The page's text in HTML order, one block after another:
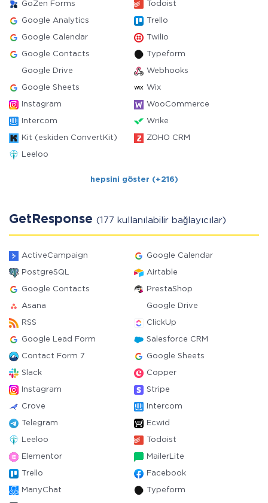
GoZen Forms Todoist
Google Analytics Trello
Google Calendar Twilio
Google Contacts Typeform
Google Drive Webhooks
Google Sheets Wix
Instagram WooCommerce
Intercom Wrike
Kit (eskiden ConvertKit) ZOHO CRM
Leeloo
hepsini göster (+216)
GetResponse (177 kullanılabilir bağlayıcılar)
ActiveCampaign Google Calendar
PostgreSQL Airtable
Google Contacts PrestaShop
Asana Google Drive
RSS ClickUp
Google Lead Form Salesforce CRM
Contact Form 7 Google Sheets
Slack Copper
Instagram Stripe
Crove Intercom
Telegram Ecwid
Leeloo Todoist
Elementor MailerLite
Trello Facebook
ManyChat Typeform